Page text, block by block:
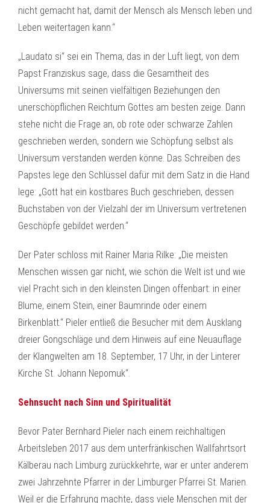
nicht gemacht hat, damit der Mensch als Mensch leben und
Leben weitertagen kann.“
„Laudato si“ sei ein Thema, das in der Luft liegt, von dem
Papst Franziskus sage, dass die Gesamtheit des
Universums mit seinen vielfältigen Beziehungen den
unerschöpflichen Reichtum Gottes am besten zeige. Dann
stehe nicht die Frage an, ob rote oder schwarze Zahlen
geschrieben werden, sondern wie Schöpfung selbst als
Universum verstanden werden könne. Das Schreiben des
Papstes lege den Schlüssel dafür mit dem Satz in die Hand
lege: „Gott hat ein kostbares Buch geschrieben, dessen
Buchstaben von der Vielzahl der im Universum vertretenen
Geschöpfe gebildet werden.“
Der Pater schloss mit Rainer Maria Rilke: „Die meisten
Menschen wissen gar nicht, wie schön die Welt ist und wie
viel Pracht sich in den kleinsten Dingen offenbart: in einer
Blume, einem Stein, einer Baumrinde oder einem
Birkenblatt.“ Pieler entließ die Besucher mit dem Ausklang
dreier Gongschläge und dem Hinweis auf eine Neuauflage
der Klangwelten am 18. September, 17 Uhr, in der Linterer
Kirche St. Johann Nepomuk“.
Sehnsucht nach Sinn und Spiritualität
Bevor Pater Bernhard Pieler nach einem reichhaltigen
Arbeitsleben 2017 aus dem unterfränkischen Wallfahrtsort
Kälberau nach Limburg zurückkehrte, war er unter anderem
zwei Jahrzehnte Pfarrer in der Limburger Pfarrei St. Marien.
Weil er die Erfahrung machte, dass viele Menschen mit der